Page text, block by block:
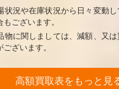
状況や在庫状況から日々変動
ございます。
物に関しましては、減額、又
ざいます。
高額買取表をもっと見